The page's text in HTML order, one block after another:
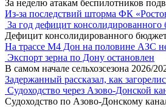
За неделю атакам беспилотников
Из-за последствий шторма ФК
За год дефицит консолидированного
Дефицит консолидированного
На трассе М4 Дон на половине АЗС
Экспорт зерна по Дону остановлен
В самом начале сельхозсезона 2026/
Задержанный рассказал, как
Судоходство через Азово-Донской
Судоходство по Азово-Донскому